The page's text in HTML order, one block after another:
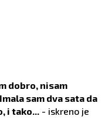
dobro, nisam
sam dva sata da
i tako... - iskreno je